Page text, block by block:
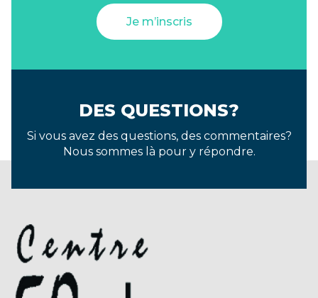
Je m’inscris
DES QUESTIONS?
Si vous avez des questions, des commentaires?
Nous sommes là pour y répondre.